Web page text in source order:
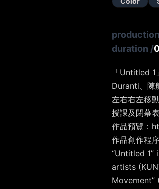
duration /
「Untitled
Duranti、陳
左右右左移
授課及閉幕
作品預覽：
作品創作程
“Untitled
artists
Movement”